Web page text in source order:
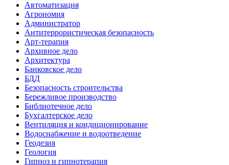
Автоматизация
Агрономия
Администратор
Антитеррористическая безопасность
Арт-терапия
Архивное дело
Архитектура
Банковское дело
БДД
Безопасность строительства
Бережливое производство
Библиотечное дело
Бухгалтерское дело
Вентиляция и кондиционирование
Водоснабжение и водоотведение
Геодезия
Геология
Гипноз и гипнотерапия